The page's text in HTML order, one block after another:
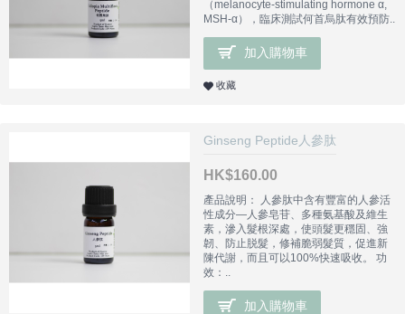
（melanocyte-stimulating hormone α,
MSH-α），臨床測試何首烏肽有效預防..
加入購物車
收藏
Ginseng Peptide人參肽
HK$160.00
產品說明： 人參肽中含有豐富的人參活
性成分—人參皂苷、多種氨基酸及維生
素，滲入髮根深處，使頭髮更穩固、強
韌、防止脱髮，修補脆弱髮質，促進新
陳代謝，而且可以100%快速吸收。 功
效：..
加入購物車